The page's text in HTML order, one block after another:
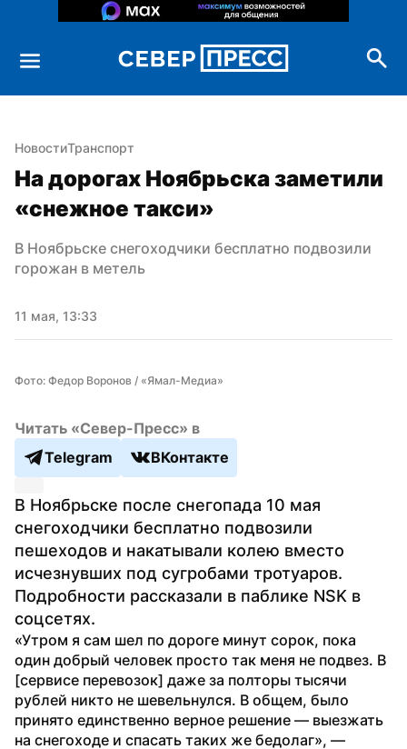
НовостиТранспорт
На дорогах Ноябрьска заметили
«снежное такси»
В Ноябрьске снегоходчики бесплатно подвозили
горожан в метель
11 мая, 13:33
Фото: Федор Воронов / «Ямал-Медиа»
Читать «Север-Пресс» в
Telegram
ВКонтакте
В Ноябрьске после снегопада 10 мая
снегоходчики бесплатно подвозили
пешеходов и накатывали колею вместо
исчезнувших под сугробами тротуаров.
Подробности рассказали в паблике NSK в
соцсетях.
«Утром я сам шел по дороге минут сорок, пока
один добрый человек просто так меня не подвез. В
[сервисе перевозок] даже за полторы тысячи
рублей никто не шевельнулся. В общем, было
принято единственно верное решение — выезжать